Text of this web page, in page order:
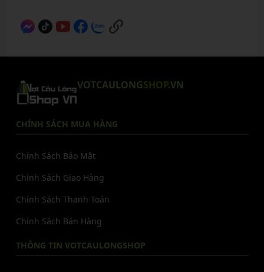
VOTCAULONGSHOP.VN
CHÍNH SÁCH MUA HÀNG
Chính Sách Bảo Mật
Chính Sách Giao Hàng
Chính Sách Thanh Toán
Chính Sách Bán Hàng
THÔNG TIN VOTCAULONGSHOP